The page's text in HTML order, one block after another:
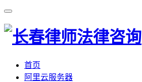
首页
阿里云服务器